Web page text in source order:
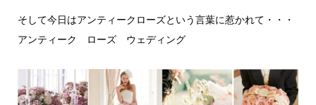
そして今日はアンティークローズという言葉に惹かれて・・・
アンティーク ローズ ウェディング